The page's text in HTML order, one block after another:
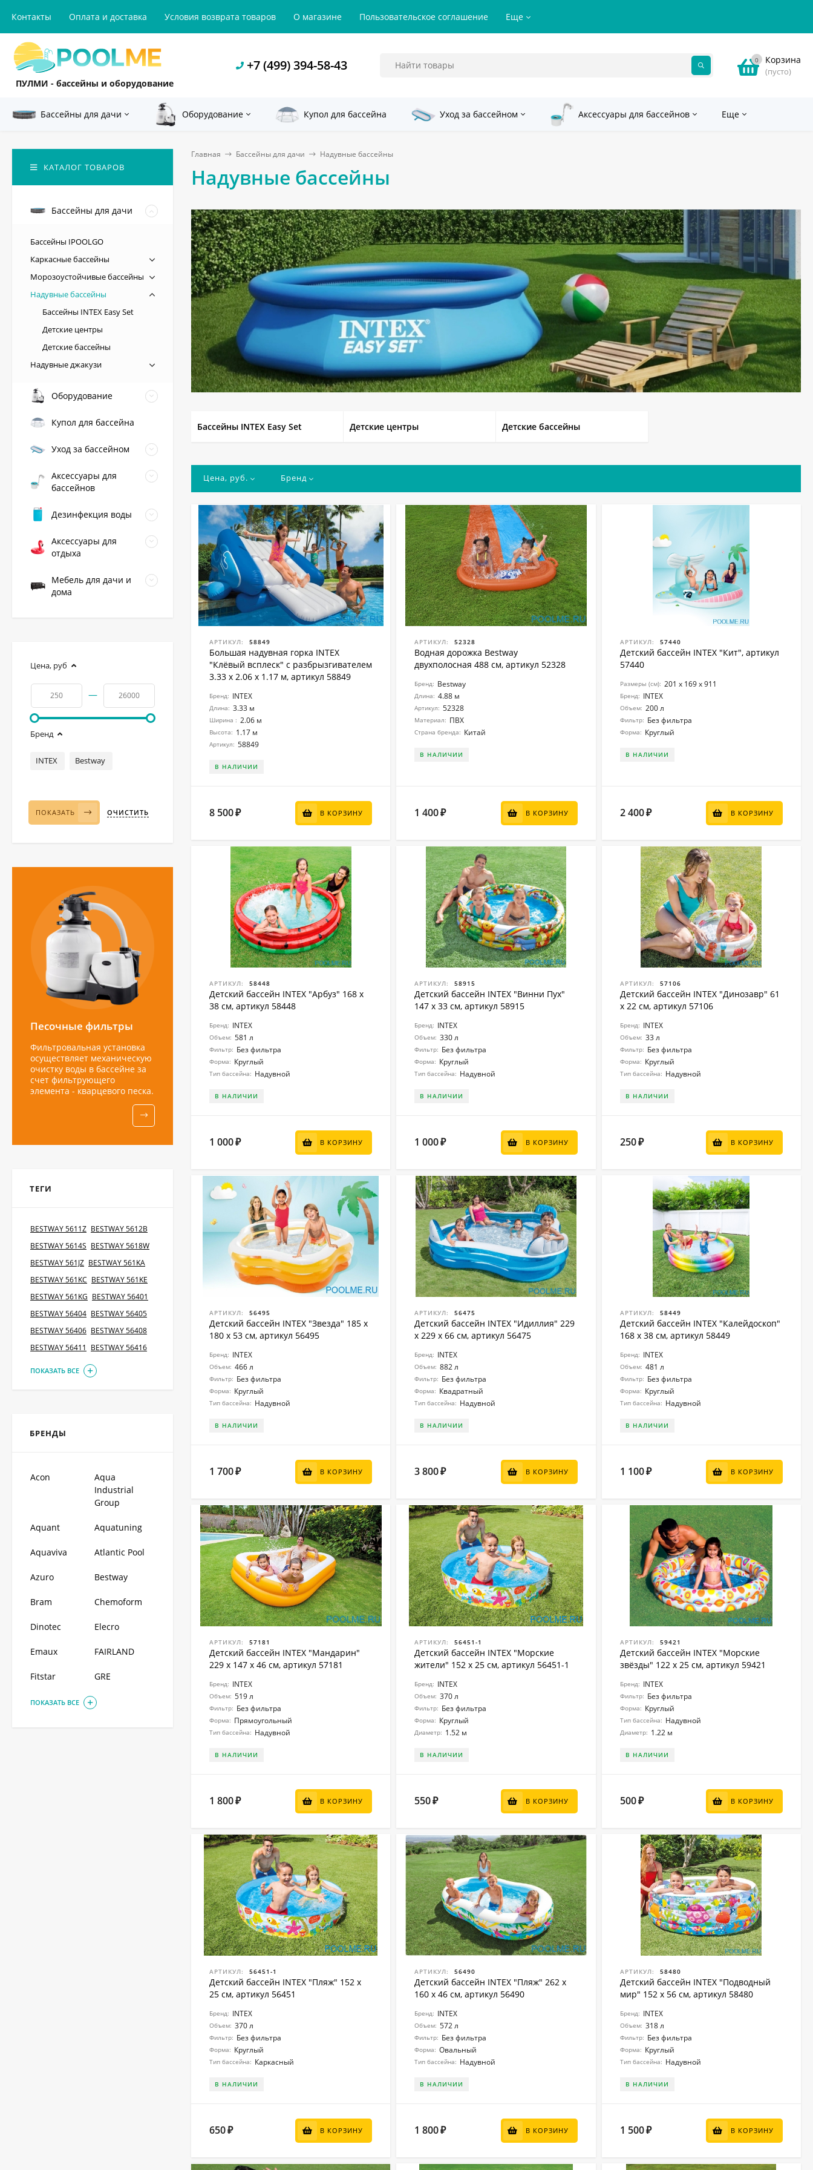
Контакты Оплата и доставка Условия возврата товаров О магазине Пользовательское соглашение Еще
ПУЛМИ - бассейны и оборудование
+7 (499) 394-58-43 0 Корзина
(пусто)
Бассейны для дачи Оборудование Купол для бассейна Уход за бассейном Аксессуары для бассейнов Еще
Главная Бассейны для дачи Надувные бассейны
Надувные бассейны
Бассейны INTEX Easy Set Детские центры Детские бассейны
Цена, руб. Бренд
АРТИКУЛ: 58849
Большая надувная горка INTEX
"Клёвый всплеск" с разбрызгивателем
3.33 x 2.06 x 1.17 м, артикул 58849
Бренд: INTEX
Длина: 3.33 м
Ширина : 2.06 м
Высота: 1.17 м
Артикул: 58849
В НАЛИЧИИ
8 500₽ В КОРЗИНУ
АРТИКУЛ: 52328
Водная дорожка Bestway
двухполосная 488 см, артикул 52328
Бренд: Bestway
Длина: 4.88 м
Артикул: 52328
Материал: ПВХ
Страна бренда: Китай
В НАЛИЧИИ
1 400₽ В КОРЗИНУ
АРТИКУЛ: 57440
Детский бассейн INTEX "Кит", артикул
57440
Размеры (см): 201 х 169 х 911
Бренд: INTEX
Объем: 200 л
Фильтр: Без фильтра
Форма: Круглый
В НАЛИЧИИ
2 400 ₽ В КОРЗИНУ
АРТИКУЛ: 58448
Детский бассейн INTEX "Арбуз" 168 x
38 см, артикул 58448
Бренд: INTEX
Объем: 581 л
Фильтр: Без фильтра
Форма: Круглый
Тип бассейна: Надувной
В НАЛИЧИИ
1 000₽ В КОРЗИНУ
АРТИКУЛ: 58915
Детский бассейн INTEX "Винни Пух"
147 x 33 см, артикул 58915
Бренд: INTEX
Объем: 330 л
Фильтр: Без фильтра
Форма: Круглый
Тип бассейна: Надувной
В НАЛИЧИИ
1 000₽ В КОРЗИНУ
АРТИКУЛ: 57106
Детский бассейн INTEX "Динозавр" 61
х 22 см, артикул 57106
Бренд: INTEX
Объем: 33 л
Фильтр: Без фильтра
Форма: Круглый
Тип бассейна: Надувной
В НАЛИЧИИ
250 ₽ В КОРЗИНУ
АРТИКУЛ: 56495
Детский бассейн INTEX "Звезда" 185 x
180 x 53 см, артикул 56495
Бренд: INTEX
Объем: 466 л
Фильтр: Без фильтра
Форма: Круглый
Тип бассейна: Надувной
В НАЛИЧИИ
1 700₽ В КОРЗИНУ
АРТИКУЛ: 56475
Детский бассейн INTEX "Идиллия" 229
x 229 x 66 см, артикул 56475
Бренд: INTEX
Объем: 882 л
Фильтр: Без фильтра
Форма: Квадратный
Тип бассейна: Надувной
В НАЛИЧИИ
3 800₽ В КОРЗИНУ
АРТИКУЛ: 58449
Детский бассейн INTEX "Калейдоскоп"
168 x 38 см, артикул 58449
Бренд: INTEX
Объем: 481 л
Фильтр: Без фильтра
Форма: Круглый
Тип бассейна: Надувной
В НАЛИЧИИ
1 100 ₽ В КОРЗИНУ
АРТИКУЛ: 57181
Детский бассейн INTEX "Мандарин"
229 x 147 x 46 см, артикул 57181
Бренд: INTEX
Объем: 519 л
Фильтр: Без фильтра
Форма: Прямоугольный
Тип бассейна: Надувной
В НАЛИЧИИ
1 800₽ В КОРЗИНУ
АРТИКУЛ: 56451-1
Детский бассейн INTEX "Морские
жители" 152 x 25 см, артикул 56451-1
Бренд: INTEX
Объем: 370 л
Фильтр: Без фильтра
Форма: Круглый
Диаметр: 1.52 м
В НАЛИЧИИ
550₽ В КОРЗИНУ
АРТИКУЛ: 59421
Детский бассейн INTEX "Морские
звёзды" 122 x 25 см, артикул 59421
Бренд: INTEX
Фильтр: Без фильтра
Форма: Круглый
Тип бассейна: Надувной
Диаметр: 1.22 м
В НАЛИЧИИ
500 ₽ В КОРЗИНУ
АРТИКУЛ: 56451-1
Детский бассейн INTEX "Пляж" 152 x
25 см, артикул 56451
Бренд: INTEX
Объем: 370 л
Фильтр: Без фильтра
Форма: Круглый
Тип бассейна: Каркасный
В НАЛИЧИИ
650₽ В КОРЗИНУ
АРТИКУЛ: 56490
Детский бассейн INTEX "Пляж" 262 x
160 x 46 см, артикул 56490
Бренд: INTEX
Объем: 572 л
Фильтр: Без фильтра
Форма: Овальный
Тип бассейна: Надувной
В НАЛИЧИИ
1 800₽ В КОРЗИНУ
АРТИКУЛ: 58480
Детский бассейн INTEX "Подводный
мир" 152 x 56 см, артикул 58480
Бренд: INTEX
Объем: 318 л
Фильтр: Без фильтра
Форма: Круглый
Тип бассейна: Надувной
В НАЛИЧИИ
1 500 ₽ В КОРЗИНУ
КАТАЛОГ ТОВАРОВ
Бассейны для дачи
Бассейны IPOOLGO
Каркасные бассейны
Морозоустойчивые бассейны
Надувные бассейны
Бассейны INTEX Easy Set
Детские центры
Детские бассейны
Надувные джакузи
Оборудование
Купол для бассейна
Уход за бассейном
Аксессуары для
бассейнов
Дезинфекция воды
Аксессуары для
отдыха
Мебель для дачи и
дома
Цена, руб
—
Бренд
INTEX Bestway
ПОКАЗАТЬ ОЧИСТИТЬ
Песочные фильтры
Фильтровальная установка
осуществляет механическую
очистку воды в бассейне за
счет фильтрующего
элемента - кварцевого песка.
ТЕГИ
BESTWAY 5611Z BESTWAY 5612B
BESTWAY 5614S BESTWAY 5618W
BESTWAY 561JZ BESTWAY 561KA
BESTWAY 561KC BESTWAY 561KE
BESTWAY 561KG BESTWAY 56401
BESTWAY 56404 BESTWAY 56405
BESTWAY 56406 BESTWAY 56408
BESTWAY 56411 BESTWAY 56416
ПОКАЗАТЬ ВСЕ
БРЕНДЫ
Acon
Aqua
Industrial
Group
Aquant Aquatuning
Aquaviva Atlantic Pool
Azuro Bestway
Bram Chemoform
Dinotec Elecro
Emaux FAIRLAND
Fitstar GRE
ПОКАЗАТЬ ВСЕ